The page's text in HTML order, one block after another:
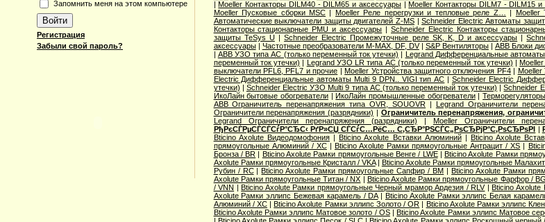
Запомнить меня на этом компьютере
Регистрация
Забыли свой пароль?
|Moeller Контакторы DILM40 - DILM65 и аксессуары|Moeller Контакторы DILM7 - DILM15 и
Moeller Пусковые сборки MSC | Moeller Реле перегрузки и тепловые реле Z… | Moeller
Автоматические выключатели защиты двигателей Z-MS|Schneider Electric Автоматы
Контакторы стационарные PMU и аксессуары | Schneider Electric Контакторы
защиты TeSys U|Schneider Electric Промежуточные реле SK, K, D и аксессуары |
аксессуары| Частотные преобразователи M-MAX, DF, DV| S&P Вентиляторы| ABB Блоки
| ABB УЗО типа АС (только переменный ток утечки) | Legrand Дифференциальные
переменный ток утечки) | Legrand УЗО LR типа АС (только переменный ток утечки) |
выключатели PFL6, PFL7 и прочие |Moeller Устройства защитного отключения PF4| Moeller
Electric Дифференциальные автоматы Multi 9 DPN.. VIGI тип AС | Schneider Electric
утечки) | Schneider Electric УЗО Multi 9 типа АС (только переменный ток утечки) |Schneider
ИкоЛайн бытовые обогреватели|ИкоЛайн промышленные обогреватели|Терморегуляторы
ABB Ограничитель перенапряжения типа OVR, SOUOVR | Legrand Ограничители
Ограничители перенапряжения (разрядники) | Ограничитель перенапряжения,
Legrand Ограничители перенапряжения (разрядники) | Moeller Ограничители
РђРєСЃРµСЃСЃСѓР°СЂС‹ РґР»СЏ СЃСѓС…РёС… С‚СЂР°РЅСЃС„РѕСЂРјР°С‚РѕСЂРѕРІ |
Bticino Axolute Видеодомофония|Bticino Axolute Вставки Алюминий| Bticino Axolute
прямоугольные Алюминий / XC| Bticino Axolute Рамки прямоугольные Антрацит / XS |
Бронза / BR | Bticino Axolute Рамки прямоугольные Венге / LWE|Bticino Axolute Рамки
Axolute Рамки прямоугольные Кристалл / VKA| Bticino Axolute Рамки прямоугольные
Рубин / RC|Bticino Axolute Рамки прямоугольные Сапфир / BM |Bticino Axolute Рамки
Axolute Рамки прямоугольные Титан / NX | Bticino Axolute Рамки прямоугольные Фарфор / BG
/ VNN |Bticino Axolute Рамки прямоугольные Черный мрамор Ардезия / RLV|Bticino
Axolute Рамки эллипс Бежевая карамель / DA| Bticino Axolute Рамки эллипс Белая
Алюминий / XC|Bticino Axolute Рамки эллипс Золото / OR | Bticino Axolute Рамки эллипс
Bticino Axolute Рамки эллипс Матовое золото / OS|Bticino Axolute Рамки эллипс Матовое